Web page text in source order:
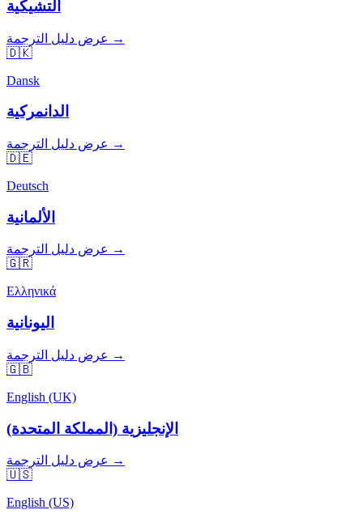
التشيكية
عرض دليل الترجمة →
🇩🇰
Dansk
الدانمركية
عرض دليل الترجمة →
🇩🇪
Deutsch
الألمانية
عرض دليل الترجمة →
🇬🇷
Ελληνικά
اليونانية
عرض دليل الترجمة →
🇬🇧
English (UK)
الإنجليزية (المملكة المتحدة)
عرض دليل الترجمة →
🇺🇸
English (US)